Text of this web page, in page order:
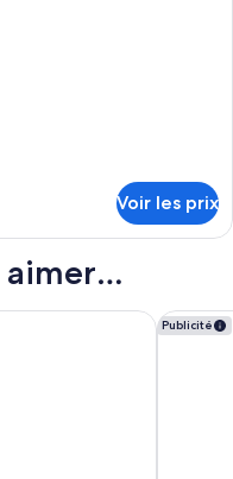
Voir les prix
aimer…
only Publicité
Bristol